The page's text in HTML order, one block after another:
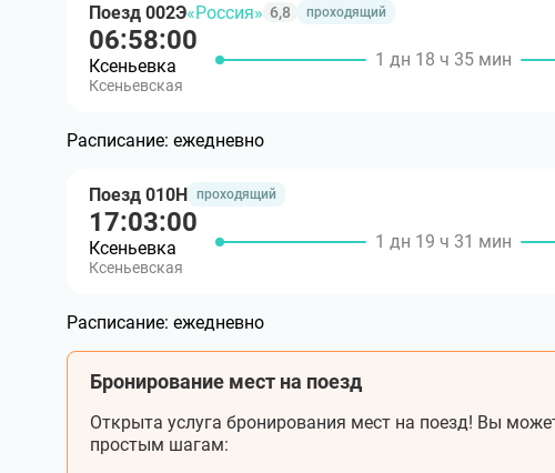
Поезд 002Э«Россия» 6,8 проходящий
06:58:00
Ксеньевка
Ксеньевская
1 дн 18 ч 35 мин
Расписание: ежедневно
Поезд 010Н проходящий
17:03:00
Ксеньевка
Ксеньевская
1 дн 19 ч 31 мин
Расписание: ежедневно
Бронирование мест на поезд
Открыта услуга бронирования мест на поезд! Вы
простым шагам: